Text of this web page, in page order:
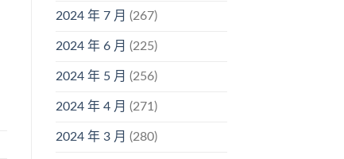
2024 年 7 月 (267)
2024 年 6 月 (225)
2024 年 5 月 (256)
2024 年 4 月 (271)
2024 年 3 月 (280)